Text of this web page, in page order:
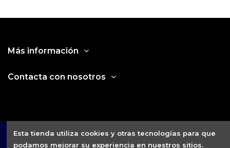
Más información
Contacta con nosotros
Esta tienda utiliza cookies y otras tecnologías para que
podamos mejorar su experiencia en nuestros sitios.